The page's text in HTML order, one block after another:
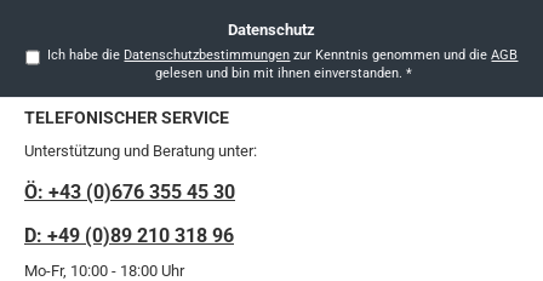
Datenschutz
Ich habe die Datenschutzbestimmungen zur Kenntnis genommen und dieAGB
gelesen und bin mit ihnen einverstanden. *
TELEFONISCHER SERVICE
Unterstützung und Beratung unter:
Ö: +43 (0)676 355 45 30
D: +49 (0)89 210 318 96
Mo-Fr, 10:00 - 18:00 Uhr